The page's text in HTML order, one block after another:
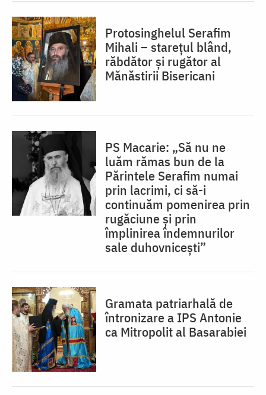
Protosinghelul Serafim
Mihali – starețul blând,
răbdător și rugător al
Mănăstirii Bisericani
PS Macarie: „Să nu ne
luăm rămas bun de la
Părintele Serafim numai
prin lacrimi, ci să-i
continuăm pomenirea prin
rugăciune și prin
împlinirea îndemnurilor
sale duhovnicești”
Gramata patriarhală de
întronizare a IPS Antonie
ca Mitropolit al Basarabiei